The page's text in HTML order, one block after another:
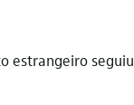
estrangeiro seguiu